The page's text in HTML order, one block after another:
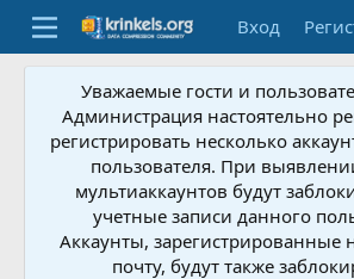
Вход
Уважаемые гости и
Администрация настоятельно
регистрировать несколько
пользователя. При
мультиаккаунтов будут
учетные записи данного
Аккаунты, зарегистрированные
почту, будут также